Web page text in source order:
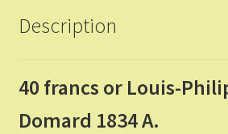
Description
40 francs or Louis-
Domard 1834 A.